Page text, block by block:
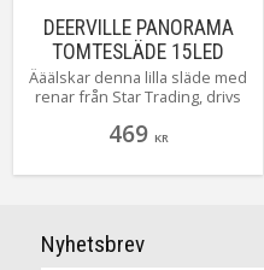
DEERVILLE PANORAMA
TOMTESLÄDE 15LED
48CM FLERFÄRGAD
Ääälskar denna lilla släde med
renar från Star Trading, drivs
går alldeles utmärkt att placera
(inomhus)
469 KR
Nyhetsbrev